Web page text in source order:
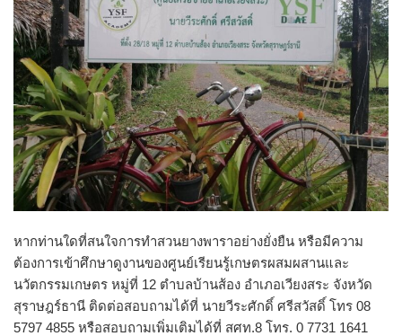
หากท่านใดที่สนใจการทำสวนยางพาราอย่างยั่งยืน หรือมีความ
ต้องการเข้าศึกษาดูงานของศูนย์เรียนรู้เกษตรผสมผสานและ
นวัตกรรมเกษตร หมู่ที่ 12 ตำบลบ้านส้อง อำเภอเวียงสระ จังหวัด
สุราษฎร์ธานี ติดต่อสอบถามได้ที่ นายวีระศักดิ์ ศรีสวัสดิ์ โทร 08
5797 4855 หรือสอบถามเพิ่มเติมได้ที่ สศท.8 โทร. 0 7731 1641